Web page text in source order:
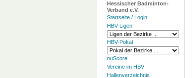
Hessischer Badminton-
Verband e.V.
Startseite / Login
HBV-Ligen
HBV-Pokal
nuScore
Vereine im HBV
Hallenverzeichnis